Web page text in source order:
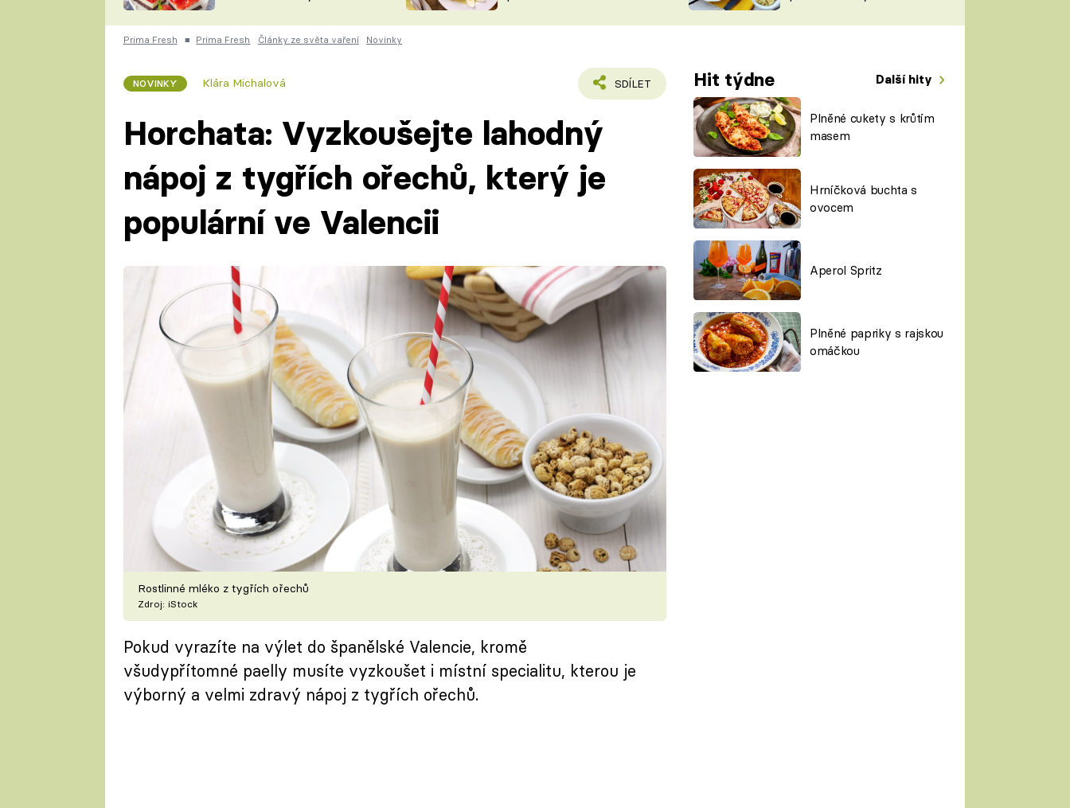
ČESKO NA TALÍŘI
KUCHAŘKA
VYCHYTÁVKY
ŠÉFREDAKTORKY
ČASOPIS
Prima Fresh ■ Prima Fresh Články ze světa vaření Novinky
NOVINKY Klára Michalová SDÍLET Hit týdne Další hity
Plněné cukety s krůtím
masem
Hrníčková buchta s
ovocem
Aperol Spritz
Plněné papriky s rajskou
omáčkou
Horchata: Vyzkoušejte lahodný
nápoj z tygřích ořechů, který je
populární ve Valencii
Rostlinné mléko z tygřích ořechů
Zdroj: iStock
Pokud vyrazíte na výlet do španělské Valencie, kromě
všudypřítomné paelly musíte vyzkoušet i místní specialitu, kterou je
výborný a velmi zdravý nápoj z tygřích ořechů.